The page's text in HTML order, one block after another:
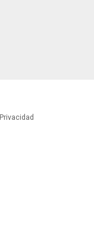
Privacidad